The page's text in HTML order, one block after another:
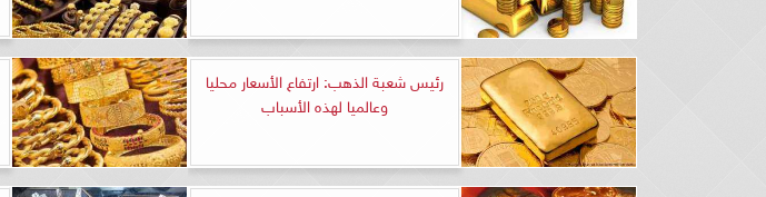
رئيس شعبة الذهب: ارتفاع الأسعار محليا
وعالميا لهذه الأسباب